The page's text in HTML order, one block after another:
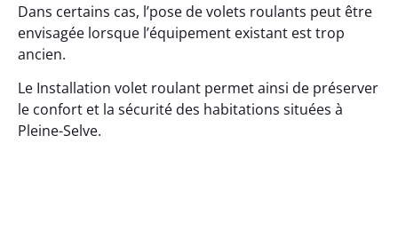
Dans certains cas, l’pose de volets roulants peut être
envisagée lorsque l’équipement existant est trop
ancien.
Le Installation volet roulant permet ainsi de préserver
le confort et la sécurité des habitations situées à
Pleine-Selve.